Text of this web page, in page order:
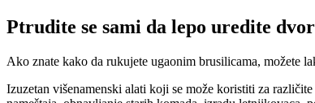
Ptrudite se sami da lepo uredite
Ako znate kako da rukujete ugaonim brusilicama, možete
Izuzetan višenamenski alati koji se može koristiti za